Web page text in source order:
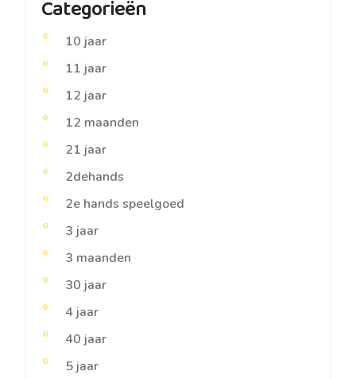
Categorieën
10 jaar
11 jaar
12 jaar
12 maanden
21 jaar
2dehands
2e hands speelgoed
3 jaar
3 maanden
30 jaar
4 jaar
40 jaar
5 jaar